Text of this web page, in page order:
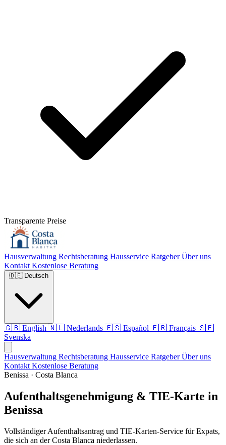
Transparente Preise
Hausverwaltung Rechtsberatung Hausservice RatgeberÜber uns
Kontakt Kostenlose Beratung
🇩🇪 Deutsch
🇬🇧 English 🇳🇱 Nederlands 🇪🇸 Español 🇫🇷 Français 🇸🇪
Svenska
Hausverwaltung Rechtsberatung Hausservice RatgeberÜber uns
Kontakt Kostenlose Beratung
Benissa · Costa Blanca
Aufenthaltsgenehmigung & TIE-Karte in
Benissa
Vollständiger Aufenthaltsantrag und TIE-Karten-Service für Expats,
die sich an der Costa Blanca niederlassen.